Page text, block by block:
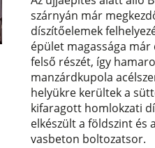
szárnyán már
díszítőelemek
épület magassága
felső részét, így
manzárdkupola
helyükre kerültek a
kifaragott homlokzati
elkészült a földszint és
vasbeton boltozatsor.